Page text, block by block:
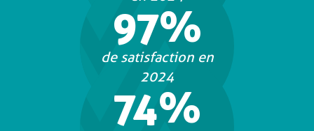
97%
de satisfaction en
2024
74%